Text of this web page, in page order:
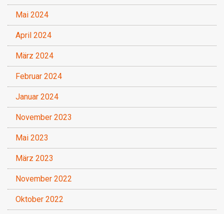
Mai 2024
April 2024
März 2024
Februar 2024
Januar 2024
November 2023
Mai 2023
März 2023
November 2022
Oktober 2022